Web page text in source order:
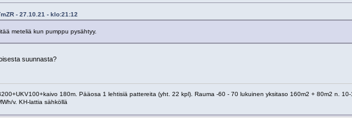
- 27.10.21 - klo:21:12
meteliä kun pumppu pysähtyy.
suunnasta?
180m. Pääosa 1 lehtisiä pattereita (yht. 22 kpl). Rauma -60 - 70 lukuinen yksitaso 160m2 + 80m2 n. 10-
v. KH-lattia sähköllä